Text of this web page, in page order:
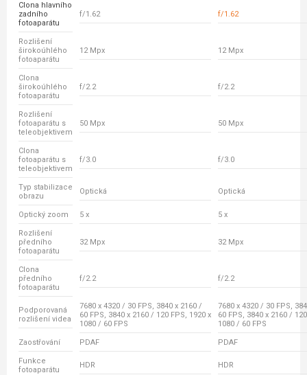
Clona hlavního
zadního
fotoaparátu
f/1.62 f/1.62
Rozlišení
širokoúhlého
fotoaparátu
12 Mpx 12 Mpx
Clona
širokoúhlého
fotoaparátu
f/2.2 f/2.2
Rozlišení
fotoaparátu s
teleobjektivem
50 Mpx 50 Mpx
Clona
fotoaparátu s
teleobjektivem
f/3.0 f/3.0
Typ stabilizace
obrazu
Optická Optická
Optický zoom 5 x 5 x
Rozlišení
předního
fotoaparátu
32 Mpx 32 Mpx
Clona
předního
fotoaparátu
f/2.2 f/2.2
Podporovaná
rozlišení videa
7680 x 4320 / 30 FPS, 3840 x 2160 /
60 FPS, 3840 x 2160 / 120 FPS, 1920 x
1080 / 60 FPS
7680 x 4320 / 30 FPS,
60 FPS, 3840 x 2160 /
1080 / 60 FPS
Zaostřování PDAF PDAF
Funkce
fotoaparátu
HDR HDR